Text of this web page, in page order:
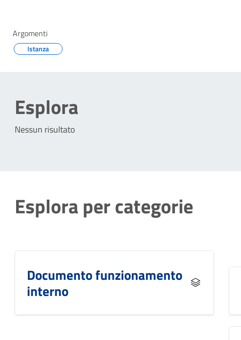
Argomenti
Istanza
Esplora
Nessun risultato
Esplora per categorie
Documento funzionamento
interno